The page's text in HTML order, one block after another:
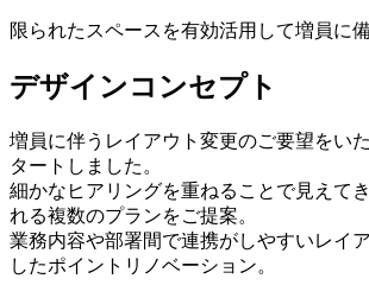
限られたスペースを有効活用して増員に
デザインコンセプト
増員に伴うレイアウト変更のご要望をい
タートしました。
細かなヒアリングを重ねることで見えて
れる複数のプランをご提案。
業務内容や部署間で連携がしやすいレイ
したポイントリノベーション。